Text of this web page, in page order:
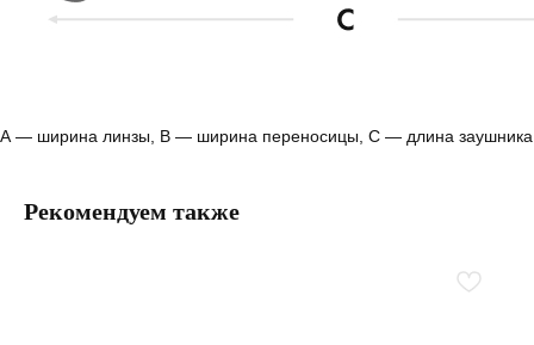
А — ширина линзы, B — ширина переносицы, С — длина заушника
Рекомендуем также